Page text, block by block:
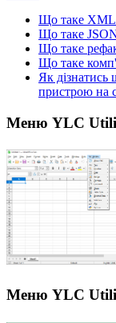
Що таке
Що таке
Що таке
Що таке
Як дізнатись
пристрою на
Меню YLC
Меню YLC